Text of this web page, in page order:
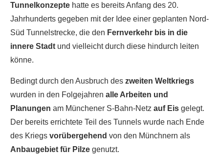
Tunnelkonzepte hatte es bereits Anfang des 20.
Jahrhunderts gegeben mit der Idee einer geplanten Nord-
Süd Tunnelstrecke, die den Fernverkehr bis in die
innere Stadt und vielleicht durch diese hindurch leiten
könne.
Bedingt durch den Ausbruch des zweiten Weltkriegs
wurden in den Folgejahren alle Arbeiten und
Planungen am Münchener S-Bahn-Netz auf Eis gelegt.
Der bereits errichtete Teil des Tunnels wurde nach Ende
des Kriegs vorübergehend von den Münchnern als
Anbaugebiet für Pilze genutzt.